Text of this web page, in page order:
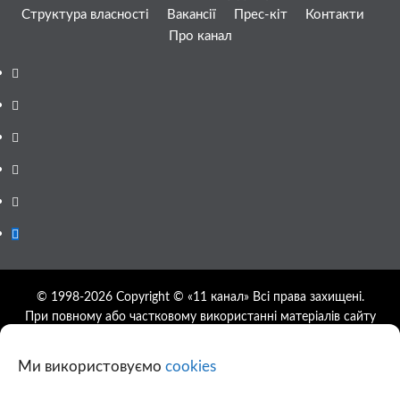
Ми використовуємо cookies
Структура власності
Вакансії Прес-кіт
Контакти
Про канал
Facebook
YouTube
Telegram
Instagram
Twitter
Google
© 1998-2026 Copyright © «11 канал» Всі права захищені.
При повному або частковому використанні матеріалів сайту